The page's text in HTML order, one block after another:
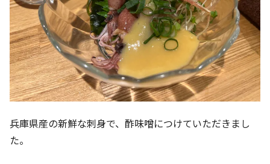
兵庫県産の新鮮な刺身で、酢味噌につけていただきまし
た。